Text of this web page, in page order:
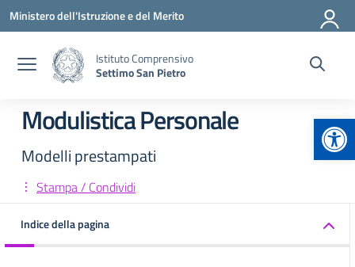
Vai ai contenuti
Vai al menu di navigazione
Vai al footer
Ministero dell'Istruzione e del Merito
Istituto Comprensivo
Settimo San Pietro
Modulistica Personale
Modelli prestampati
Stampa / Condividi
Indice della pagina